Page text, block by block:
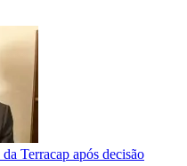
Terracap após decisão